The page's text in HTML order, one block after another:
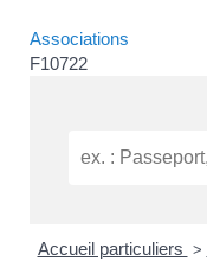
Associations
F10722
Accueil particuliers >